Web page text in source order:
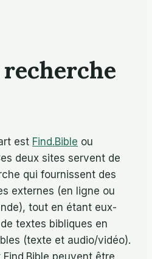
est Find.Bible ou
deux sites servent de
qui fournissent des
externes (en ligne ou
tout en étant eux-
textes bibliques en
(texte et audio/vidéo).
peuvent être